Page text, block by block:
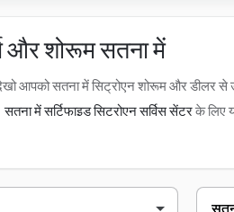
और शोरूम सतना में
आपको सतना में सिट्रोएन शोरूम और डीलर
सतना में सर्टिफाइड सिट्रोएन सर्विस सेंटरके लिए